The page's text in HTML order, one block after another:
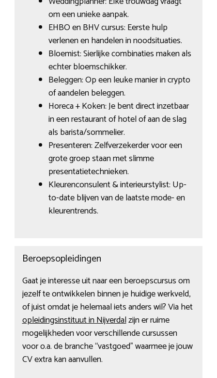
om een unieke aanpak.
EHBO en BHV cursus: Eerste hulp
verlenen en handelen in noodsituaties.
Bloemist: Sierlijke combinaties maken als
echter bloemschikker.
Beleggen: Op een leuke manier in crypto
of aandelen beleggen.
Horeca + Koken: Je bent direct inzetbaar
in een restaurant of hotel of aan de slag
als barista/sommelier.
Presenteren: Zelfverzekerder voor een
grote groep staan met slimme
presentatietechnieken.
Kleurenconsulent & interieurstylist: Up-
to-date blijven van de laatste mode- en
kleurentrends.
Beroepsopleidingen
Gaat je interesse uit naar een beroepscursus om
jezelf te ontwikkelen binnen je huidige werkveld,
of juist omdat je helemaal iets anders wil? Via het
opleidingsinstituut in Nijverdalzijn er ruime
mogelijkheden voor verschillende cursussen
voor o.a. de branche “vastgoed” waarmee je jouw
CV extra kan aanvullen.